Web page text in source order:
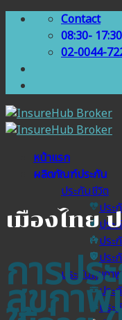
Skip
Contact
08:30- 17:30
02-0044-
หน้าแรก
ผลิตภัณฑ์ประกัน
ประกันชีวิต
ประ
ประ
ประ
ประ
ประกันสุขภาพ
ประ
ประ
เมืองไทย
การปร
สุขภา